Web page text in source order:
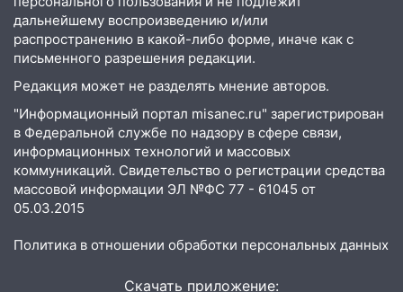
09:41 Диана Шурыгина уверовала в
Бога в СИЗО
09:35
В Ульяновске директора фирмы
будут судить за неуплату налогов на 48
млн рублей
08:22 Подросток на питбайке сбил
велосипедистку: пострадали двое
07:20 Жара возвращается: ожидается
пострадал 38-летний водитель
дальнейшему воспроизведению и/или
распространению в какой-либо форме, иначе как с
письменного разрешения редакции.
Редакция может не разделять мнение авторов.
"Информационный портал misanec.ru" зарегистрирован
в Федеральной службе по надзору в сфере связи,
информационных технологий и массовых
коммуникаций. Свидетельство о регистрации средства
массовой информации ЭЛ №ФС 77 - 61045 от
05.03.2015
Политика в отношении обработки персональных данных
Скачать приложение: